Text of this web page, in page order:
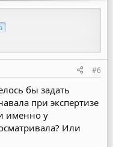
#6
бы задать
при экспертизе
именно у
Или